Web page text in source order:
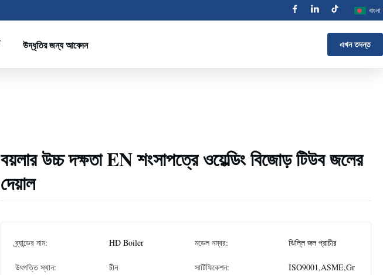
বাংলা
উদ্ধৃতির জন্য আবেদন এখন তদন্ত
বয়লার উচ্চ দক্ষতা EN শংসাপত্রে ওয়েল্ডিং বিজোড় টিউব জলের
দেয়াল
ব্র্যান্ডের নাম: HD Boiler মডেল নম্বর: ঝিল্লি জল প্রাচীর
উৎপত্তি স্থান: চীন সার্টিফিকেশন:
ISO9001,ASME,Gr